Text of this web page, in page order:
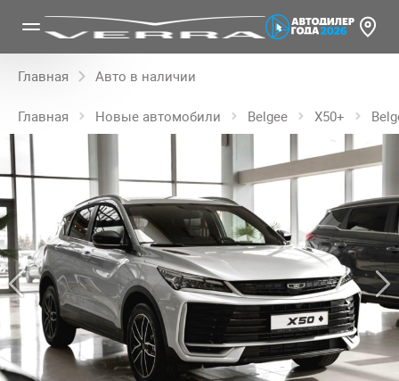
Главная Авто в наличии
Главная Новые автомобили Belgee X50+